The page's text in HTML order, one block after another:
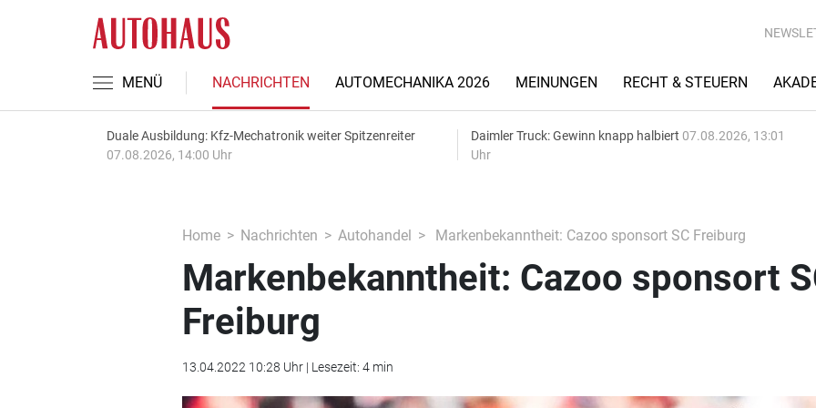
MENÜ NACHRICHTEN AUTOMECHANIKA 2026 MEINUNGEN RECHT & STEUERN
Duale Ausbildung: Kfz-Mechatronik weiter Spitzenreiter
07.08.2026, 14:00 Uhr
Daimler Truck: Gewinn knapp halbiert 07.08.2026, 13:01
Uhr
Home Nachrichten Autohandel Markenbekanntheit: Cazoo sponsort SC Freiburg
Markenbekanntheit: Cazoo sponsort
Freiburg
13.04.2022 10:28 Uhr | Lesezeit: 4 min